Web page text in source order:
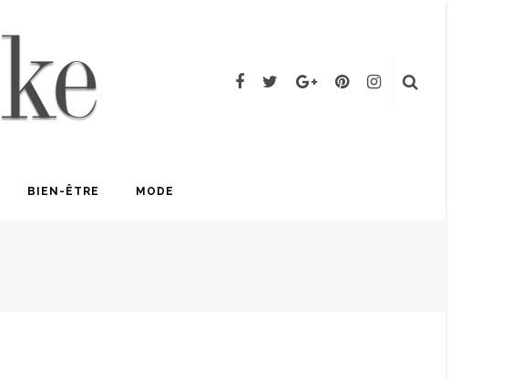
BIEN-ÊTRE MODE